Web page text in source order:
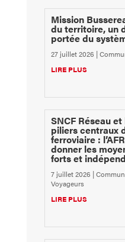
Mission
du territoire, un
portée du
27 juillet 2026 |
LIRE PLUS
SNCF Réseau et
piliers centraux
ferroviaire :
donner les
forts et
7 juillet 2026 |
Voyageurs
LIRE PLUS